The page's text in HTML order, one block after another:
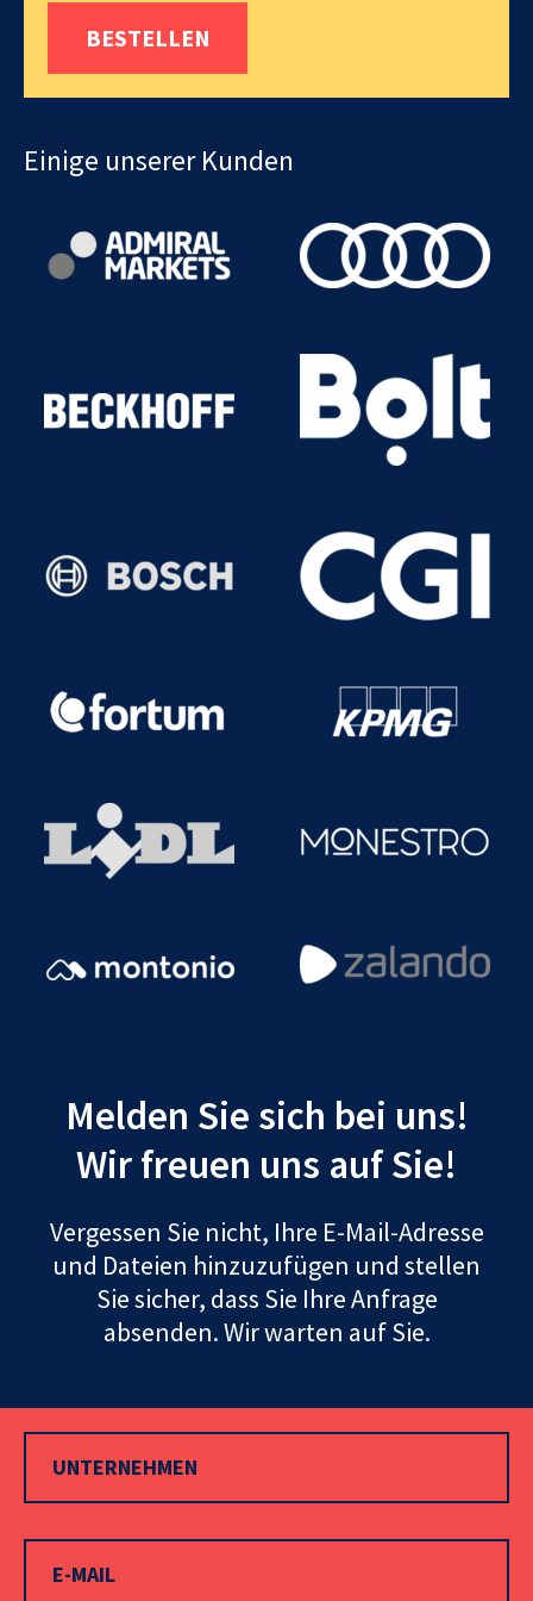
BESTELLEN
Einige unserer Kunden
Melden Sie sich bei uns!
Wir freuen uns auf Sie!
Vergessen Sie nicht, Ihre E-Mail-Adresse
und Dateien hinzuzufügen und stellen
Sie sicher, dass Sie Ihre Anfrage
absenden. Wir warten auf Sie.